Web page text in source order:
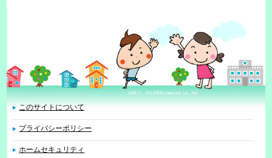
このサイトについて
プライバシーポリシー
ホームセキュリティ